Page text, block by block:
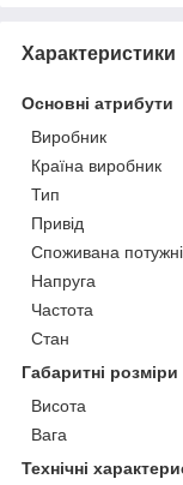
Характеристики
Основні атрибути
Виробник
Країна виробник
Тип
Привід
Споживана
Напруга
Частота
Стан
Габаритні розміри
Висота
Вага
Технічні